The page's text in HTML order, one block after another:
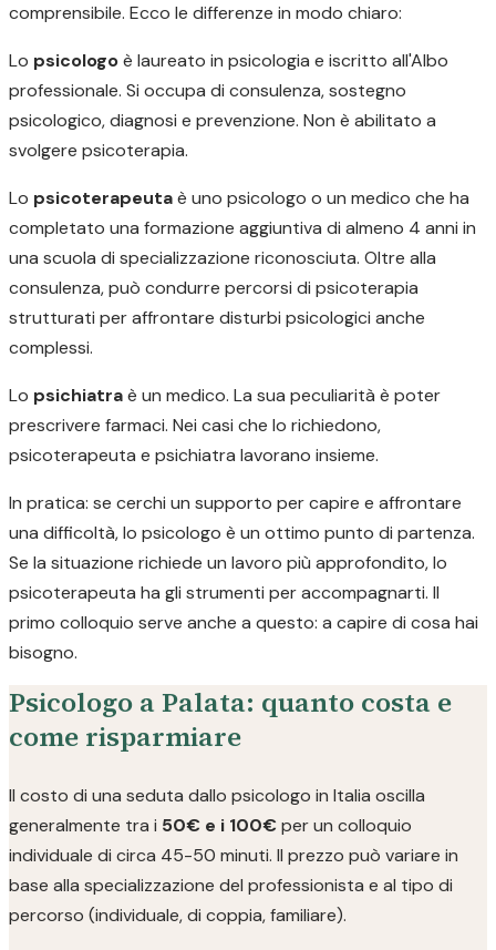
comprensibile. Ecco le differenze in modo chiaro:
Lo psicologoè laureato in psicologia e iscritto all'Albo
professionale. Si occupa di consulenza, sostegno
psicologico, diagnosi e prevenzione. Non è abilitato a
svolgere psicoterapia.
Lo psicoterapeutaè uno psicologo o un medico che ha
completato una formazione aggiuntiva di almeno 4 anni in
una scuola di specializzazione riconosciuta. Oltre alla
consulenza, può condurre percorsi di psicoterapia
strutturati per affrontare disturbi psicologici anche
complessi.
Lo psichiatraè un medico. La sua peculiarità è poter
prescrivere farmaci. Nei casi che lo richiedono,
psicoterapeuta e psichiatra lavorano insieme.
In pratica: se cerchi un supporto per capire e affrontare
una difficoltà, lo psicologo è un ottimo punto di partenza.
Se la situazione richiede un lavoro più approfondito, lo
psicoterapeuta ha gli strumenti per accompagnarti. Il
primo colloquio serve anche a questo: a capire di cosa hai
bisogno.
Psicologo a Palata: quanto costa e
come risparmiare
Il costo di una seduta dallo psicologo in Italia oscilla
generalmente tra i 50€ e i 100€ per un colloquio
individuale di circa 45-50 minuti. Il prezzo può variare in
base alla specializzazione del professionista e al tipo di
percorso (individuale, di coppia, familiare).